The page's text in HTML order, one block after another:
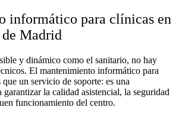
informático para clínicas en
Madrid
y dinámico como el sanitario, no hay
El mantenimiento informático para
un servicio de soporte: es una
garantizar la calidad asistencial, la seguridad
funcionamiento del centro.